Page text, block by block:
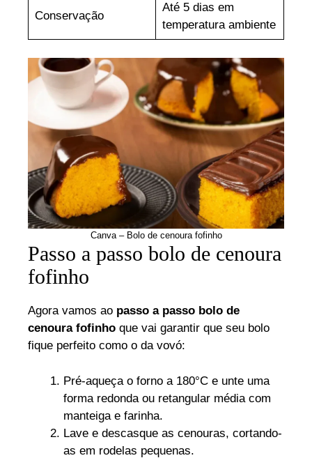
Conservação
Até 5 dias em
temperatura ambiente
Canva – Bolo de cenoura fofinho
Passo a passo bolo de cenoura
fofinho
Agora vamos ao passo a passo bolo de
cenoura fofinho que vai garantir que seu bolo
fique perfeito como o da vovó:
Pré-aqueça o forno a 180°C e unte uma
forma redonda ou retangular média com
manteiga e farinha.
Lave e descasque as cenouras, cortando-
as em rodelas pequenas.